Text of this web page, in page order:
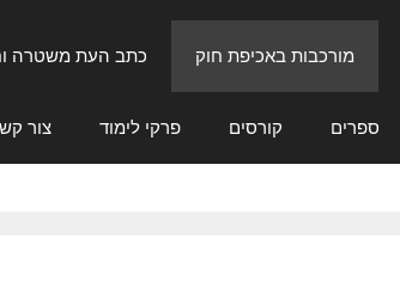
מורכבות באכיפת חוק כתב העת משטרה
ספרים קורסים פרקי לימוד צור